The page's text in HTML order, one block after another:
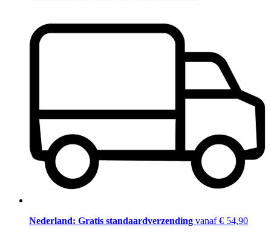
Nederland: Gratis standaardverzending vanaf € 54,90